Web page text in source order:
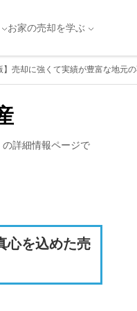
お家の売却を学ぶ
】売却に強くて実績が豊富な地元
の詳細情報ページで
心を込めた売